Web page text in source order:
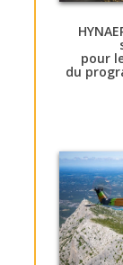
pour
du